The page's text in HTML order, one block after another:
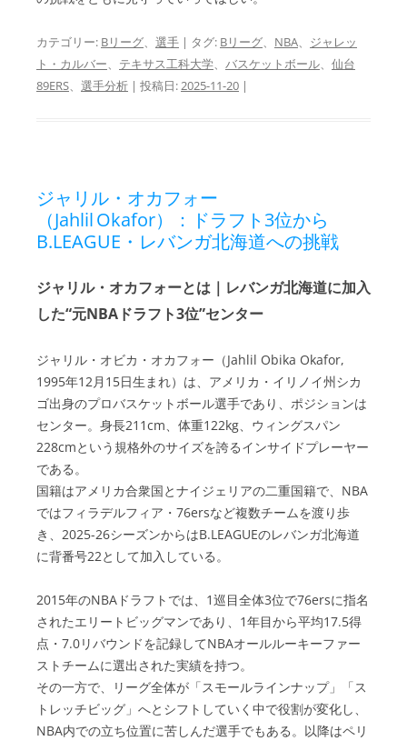
カテゴリー: Bリーグ、 選手 | タグ: Bリーグ、 NBA、 ジャレッ
ト・カルバー、 テキサス工科大学、 バスケットボール、 仙台
89ERS、 選手分析 | 投稿日:2025-11-20 |
ジャリル・オカフォー
（Jahlil Okafor）：ドラフト3位から
B.LEAGUE・レバンガ北海道への挑戦
ジャリル・オカフォーとは｜レバンガ北海道に加入
した“元NBAドラフト3位”センター
ジャリル・オビカ・オカフォー（Jahlil Obika Okafor,
1995年12月15日生まれ）は、アメリカ・イリノイ州シカ
ゴ出身のプロバスケットボール選手であり、ポジションは
センター。身長211cm、体重122kg、ウィングスパン
228cmという規格外のサイズを誇るインサイドプレーヤー
である。
国籍はアメリカ合衆国とナイジェリアの二重国籍で、NBA
ではフィラデルフィア・76ersなど複数チームを渡り歩
き、2025-26シーズンからはB.LEAGUEのレバンガ北海道
に背番号22として加入している。
2015年のNBAドラフトでは、1巡目全体3位で76ersに指名
されたエリートビッグマンであり、1年目から平均17.5得
点・7.0リバウンドを記録してNBAオールルーキーファー
ストチームに選出された実績を持つ。
その一方で、リーグ全体が「スモールラインナップ」「ス
トレッチビッグ」へとシフトしていく中で役割が変化し、
NBA内での立ち位置に苦しんだ選手でもある。以降はペリ